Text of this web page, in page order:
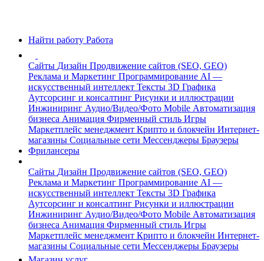
Найти работу Работа
Сайты Дизайн Продвижение сайтов (SEO, GEO)
Реклама и Маркетинг Программирование AI —
искусственный интеллект Тексты 3D Графика
Аутсорсинг и консалтинг Рисунки и иллюстрации
Инжиниринг Аудио/Видео/Фото Mobile Автоматизация
бизнеса Анимация Фирменный стиль Игры
Маркетплейс менеджмент Крипто и блокчейн Интернет-
магазины Социальные сети Мессенджеры Браузеры
Фрилансеры
Сайты Дизайн Продвижение сайтов (SEO, GEO)
Реклама и Маркетинг Программирование AI —
искусственный интеллект Тексты 3D Графика
Аутсорсинг и консалтинг Рисунки и иллюстрации
Инжиниринг Аудио/Видео/Фото Mobile Автоматизация
бизнеса Анимация Фирменный стиль Игры
Маркетплейс менеджмент Крипто и блокчейн Интернет-
магазины Социальные сети Мессенджеры Браузеры